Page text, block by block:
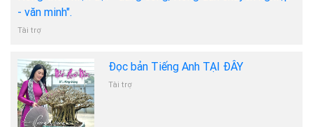
- văn minh".
Tài trợ
Đọc bản Tiếng Anh TẠI ĐÂY
Tài trợ